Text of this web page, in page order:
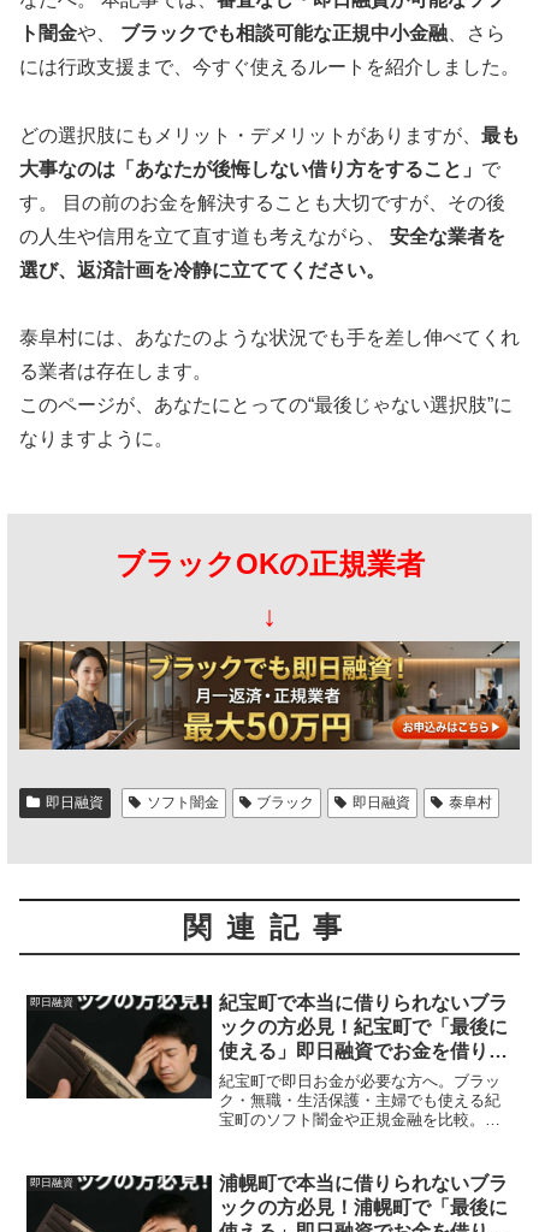
ト闇金や、 ブラックでも相談可能な正規中小金融 、さら
には行政支援まで、今すぐ使えるルートを紹介しました。
どの選択肢にもメリット・デメリットがありますが、 最も
大事なのは「あなたが後悔しない借り方をすること」 で
す。 目の前のお金を解決することも大切ですが、その後
の人生や信用を立て直す道も考えながら、 安全な業者を
選び、返済計画を冷静に立ててください。
泰阜村には、あなたのような状況でも手を差し伸べてくれ
る業者は存在します。
このページが、あなたにとっての“最後じゃない選択肢”に
なりますように。
ブラックOKの正規業者
↓
即日融資 ソフト闇金 ブラック 即日融資 泰阜村
関連記事
即日融資
紀宝町で本当に借りられないブラ
ックの方必見！紀宝町で「最後に
使える」即日融資でお金を借りる
方法を紹介！
紀宝町で即日お金が必要な方へ。ブラッ
ク・無職・生活保護・主婦でも使える紀
宝町のソフト闇金や正規金融を比較。安
即日融資
浦幌町で本当に借りられないブラ
ックの方必見！浦幌町で「最後に